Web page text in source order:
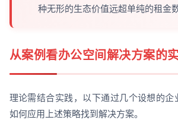
种无形的生态价值远超单纯的租金数
从案例看办公空间解决方案的
理论需结合实践，以下通过几个设想的企
如何应用上述策略找到解决方案。